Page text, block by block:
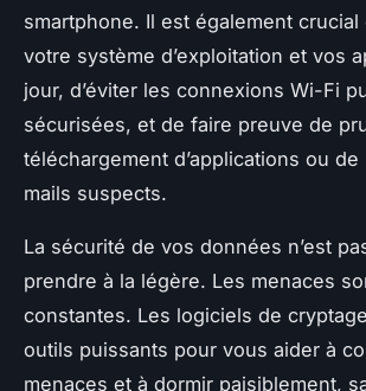
smartphone. Il est également crucial
votre système d’exploitation et vos
jour, d’éviter les connexions Wi-Fi
sécurisées, et de faire preuve de
téléchargement d’applications ou de
mails suspects.
La sécurité de vos données n’est
prendre à la légère. Les menaces
constantes. Les logiciels de
outils puissants pour vous aider à
menaces et à dormir paisiblement,